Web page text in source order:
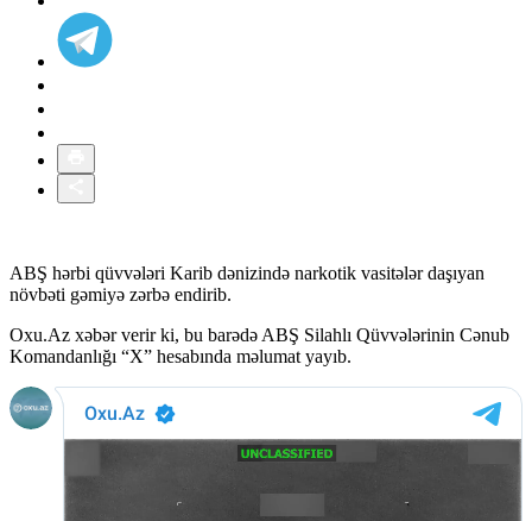
ABŞ hərbi qüvvələri Karib dənizində narkotik vasitələr daşıyan
növbəti gəmiyə zərbə endirib.
Oxu.Az xəbər verir ki, bu barədə ABŞ Silahlı Qüvvələrinin Cənub
Komandanlığı “X” hesabında məlumat yayıb.